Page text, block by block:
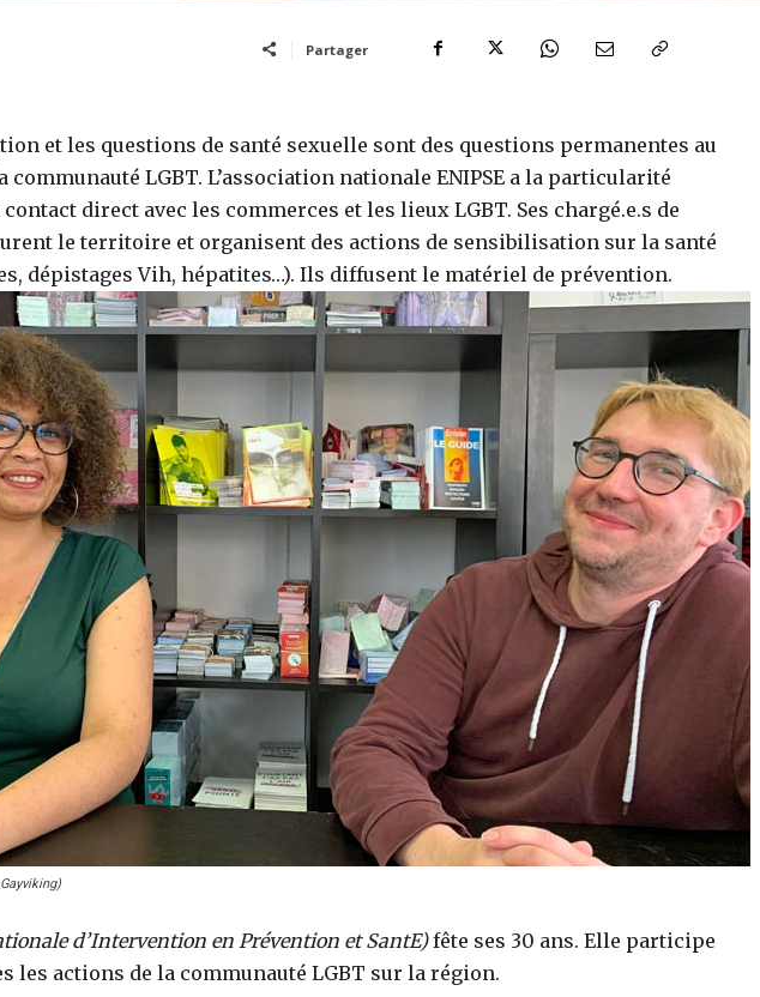
Partager
et les questions de santé sexuelle sont des questions permanentes au
communauté LGBT. L’association nationale ENIPSE a la particularité
contact direct avec les commerces et les lieux LGBT. Ses chargé.e.s de
le territoire et organisent des actions de sensibilisation sur la santé
dépistages Vih, hépatites…). Ils diffusent le matériel de prévention.
d’Intervention en Prévention et SantE)fête ses 30 ans. Elle participe
les actions de la communauté LGBT sur la région.